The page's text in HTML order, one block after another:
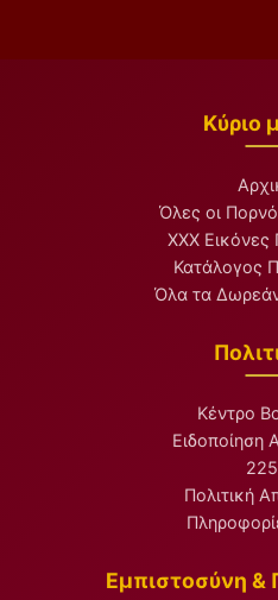
Κύριο
Όλες οι
XXX
Κατάλογος
Όλα τα
Κέντρο
Ειδοποίηση
Πολιτική
Εμπιστοσύνη &